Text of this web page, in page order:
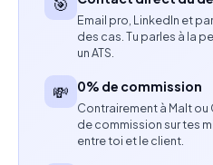
visuelle de la marque.
Collaborer avec les
créatives sur la direction
Assurer un haut niveau de
des livrables.
Email pro, LinkedIn et
des cas. Tu parles à la
un ATS.
💸 0% de commission
Contrairement à Malt ou
de commission sur tes
entre toi et le client.